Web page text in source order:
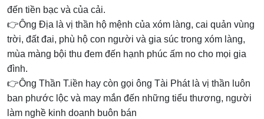
đến tiền bạc và của cải.
👉Ông Địa là vị thần hộ mệnh của xóm làng, cai quản vùng
trời, đất đai, phù hộ con người và gia súc trong xóm làng,
mùa màng bội thu đem đến hạnh phúc ấm no cho mọi gia
đình.
👉Ông Thần T.iền hay còn gọi ông Tài Phát là vị thần luôn
ban phước lộc và may mắn đến những tiểu thương, người
làm nghề kinh doanh buôn bán